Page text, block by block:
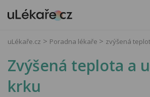
uLékaře.cz Poradna lékaře zvýšená
Zvýšená teplota a
krku